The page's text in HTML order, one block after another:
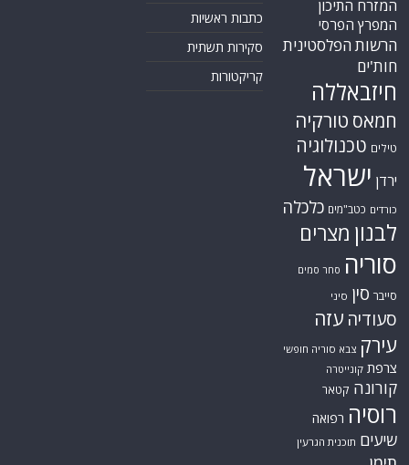
המזרח התיכון
המפרץ הפרסי
הרשות הפלסטינית
חות'ים
חיזבאללה
חמאס טורקיה
טילים טכנולוגיה
ירדן ישראל
כורדים כטב"מים כלכלה
לבנון מצרים
סוריה סחר סמים
סייבר סין סיני
סעודיה עזה
עירק צבא סוריה חופשי
צרפת קונייטרה
קורונה קטאר
רוסיה רפואה
שיעים תוכנית הגרעין
כתבות ראשיות
סקירות תשתית
קריקטורות